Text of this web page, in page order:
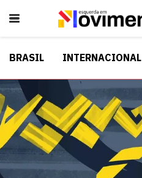
BRASIL INTERNACIONAL